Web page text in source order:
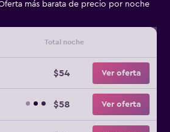
más barata de precio por noche
Total noche
$54 Ver oferta
$58 Ver oferta